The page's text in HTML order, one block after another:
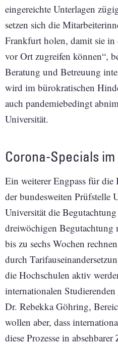
eingereichte Unterlagen
setzen sich die
Frankfurt holen, damit sie in
vor Ort zugreifen können“,
Beratung und Betreuung
wird im bürokratischen
auch pandemiebedingt
Universität.
Corona-Specials
Ein weiterer Engpass für die
der bundesweiten Prüfstelle
Universität die
dreiwöchigen Begutachtung
bis zu sechs Wochen
durch
die Hochschulen aktiv
internationalen
Dr. Rebekka Göhring,
wollen aber, dass
diese Prozesse in